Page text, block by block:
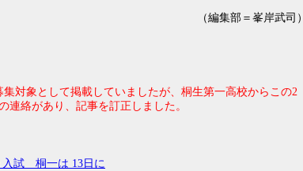
（編集部＝峯岸武司）
対象として掲載していましたが、桐生第一高校からこの2
連絡があり、記事を訂正しました。
試 桐一は 13日に